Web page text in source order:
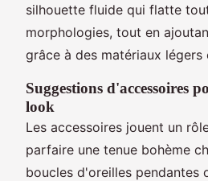
silhouette fluide qui flatte
morphologies, tout en
grâce à des matériaux légers
Suggestions d'accessoires
look
Les accessoires jouent un
parfaire une tenue bohème
boucles d'oreilles pendantes